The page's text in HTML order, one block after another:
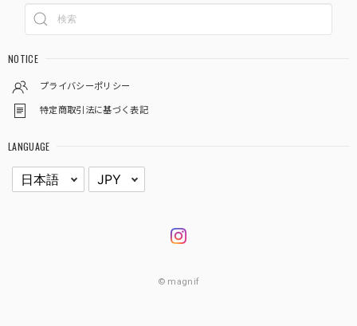
NOTICE
プライバシーポリシー
特定商取引法に基づく表記
LANGUAGE
© magnif